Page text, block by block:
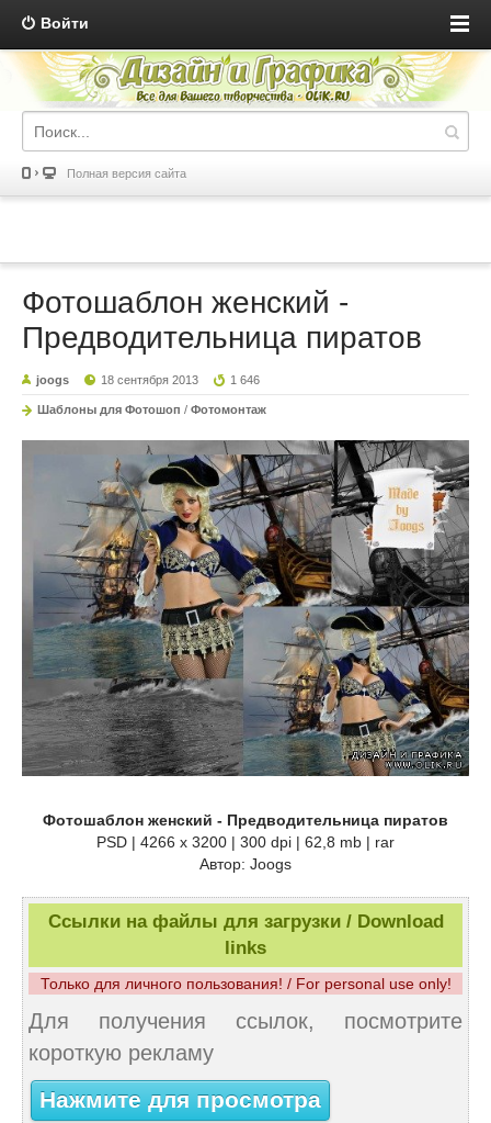
Войти
Полная версия сайта
Фотошаблон женский -
Предводительница пиратов
joogs 18 сентября 2013 1 646
Шаблоны для Фотошоп / Фотомонтаж
Фотошаблон женский - Предводительница пиратов
PSD | 4266 x 3200 | 300 dpi | 62,8 mb | rar
Автор: Joogs
Ссылки на файлы для загрузки / Download
links
Только для личного пользования! / For personal use only!
Для получения ссылок, посмотрите
короткую рекламу
Нажмите для просмотра